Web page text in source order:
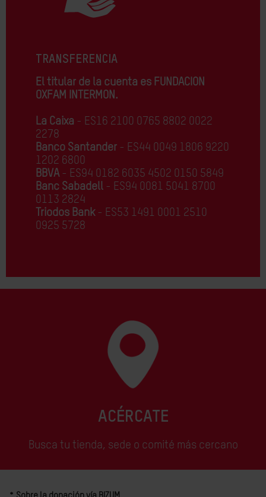
TRANSFERENCIA
El titular de la cuenta es FUNDACION
OXFAM INTERMON.
La Caixa - ES16 2100 0765 8802 0022
2278
Banco Santander - ES44 0049 1806 9220
1202 6800
BBVA- ES94 0182 6035 4502 0150 5849
Banc Sabadell - ES94 0081 5041 8700
0113 2824
Triodos Bank- ES53 1491 0001 2510
0925 5728
ACÉRCATE
Busca tu tienda, sede o comité más cercano